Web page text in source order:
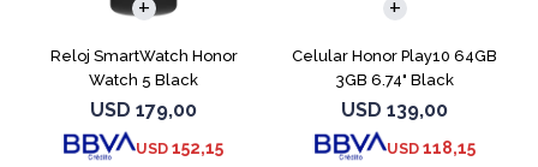
Reloj SmartWatch Honor
Watch 5 Black
USD 179,00
USD 152,15
Celular Honor Play10 64GB
3GB 6.74" Black
USD 139,00
USD 118,15